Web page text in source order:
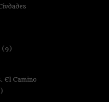
(9)
El Camino